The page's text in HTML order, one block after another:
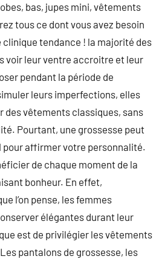
bas, jupes mini, vêtements
tous ce dont vous avez besoin
clinique tendance ! la majorité des
voir leur ventre accroitre et leur
pendant la période de
leurs imperfections, elles
des vêtements classiques, sans
Pourtant, une grossesse peut
pour affirmer votre personnalité.
de chaque moment de la
bonheur. En effet,
l’on pense, les femmes
élégantes durant leur
est de privilégier les vêtements
pantalons de grossesse, les